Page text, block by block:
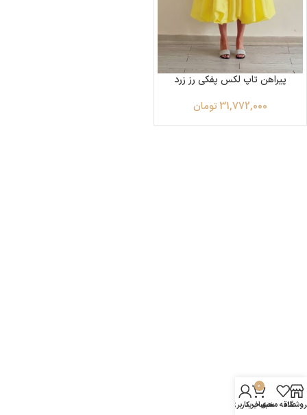
پیراهن تاپ لکس پفکی رز زرد
31,772,000 تومان
علاقه مندی
0
سبد خرید
حساب کاربری من